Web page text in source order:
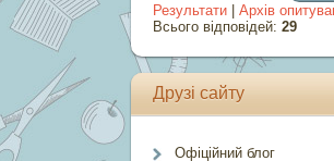
Результати |Архів
Всього відповідей:29
Друзі сайту
Офіційний блог